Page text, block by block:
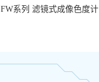
FW系列 滤镜式成像色度计